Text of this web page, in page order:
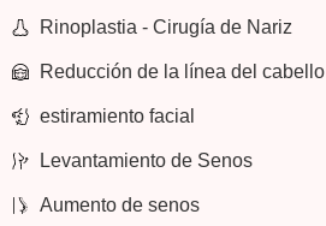
Rinoplastia - Cirugía de Nariz
Reducción de la línea del cabello
estiramiento facial
Levantamiento de Senos
Aumento de senos